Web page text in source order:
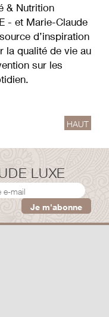
& Nutrition
- et Marie-Claude
d’inspiration
la qualité de vie au
sur les
HAUT
LUXE